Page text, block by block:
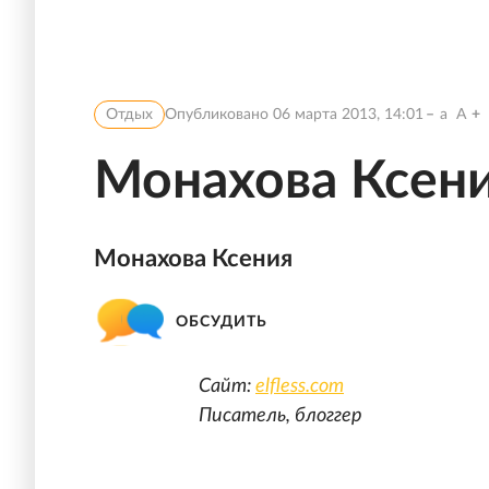
Отдых Опубликовано 06 марта 2013, 14:01 a A
Монахова
Монахова Ксения
ОБСУДИТЬ
Сайт: elfless.com
Писатель, блоггер